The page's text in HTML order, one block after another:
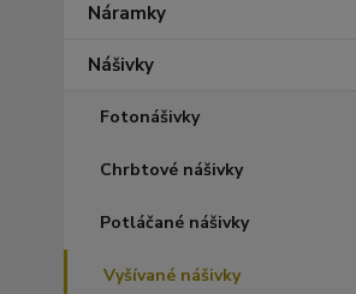
Náramky
Nášivky
Fotonášivky
Chrbtové nášivky
Potláčané nášivky
Vyšívané nášivky